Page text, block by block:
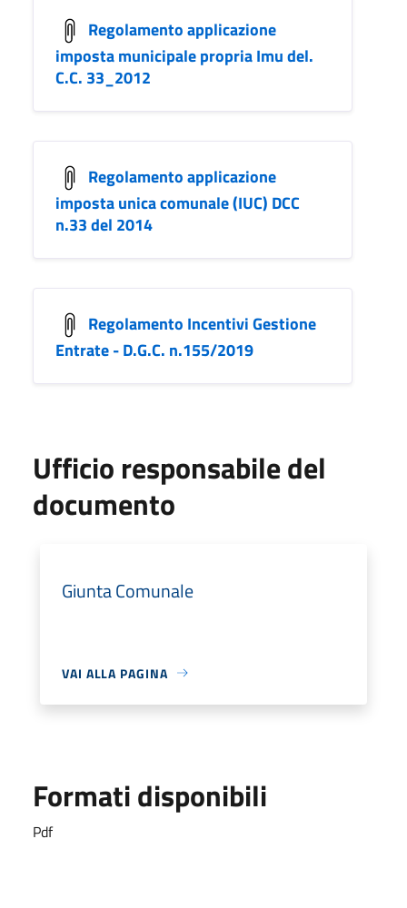
Regolamento applicazione
imposta municipale propria Imu del.
C.C. 33_2012
Regolamento applicazione
imposta unica comunale (IUC) DCC
n.33 del 2014
Regolamento Incentivi Gestione
Entrate - D.G.C. n.155/2019
Ufficio responsabile del
documento
Giunta Comunale
VAI ALLA PAGINA
Formati disponibili
Pdf